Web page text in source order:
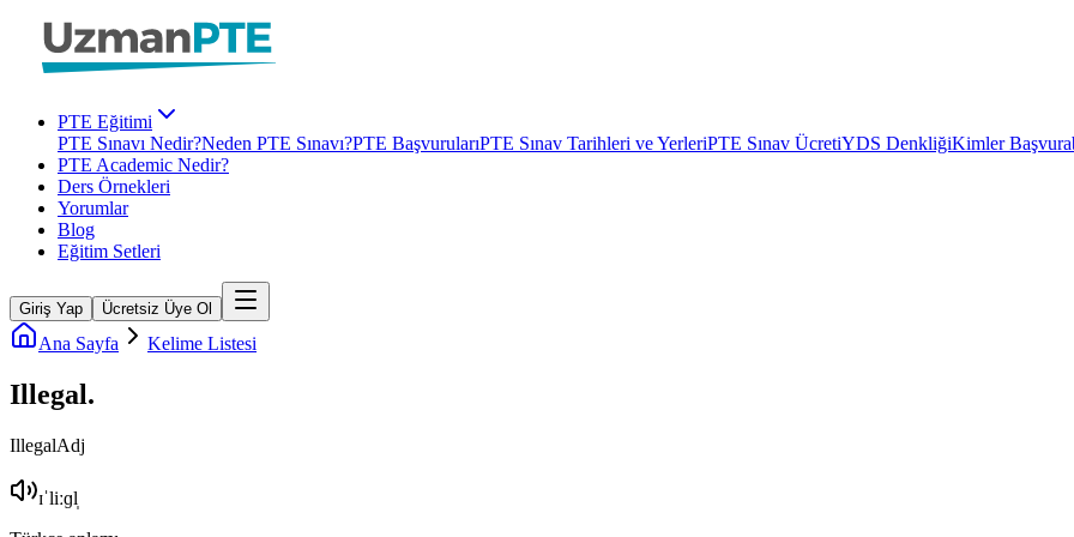
PTE Eğitimi
PTE Sınavı Nedir?Neden PTE Sınavı?PTE BaşvurularıPTE Sınav Tarihleri ve YerleriPTE Sınav ÜcretiYDS DenkliğiKimler
PTE Academic Nedir?
Ders Örnekleri
Yorumlar
Blog
Eğitim Setleri
Giriş Yap Ücretsiz Üye Ol
Ana Sayfa Kelime Listesi
Illegal.
IllegalAdj
ɪˈliːɡl̩